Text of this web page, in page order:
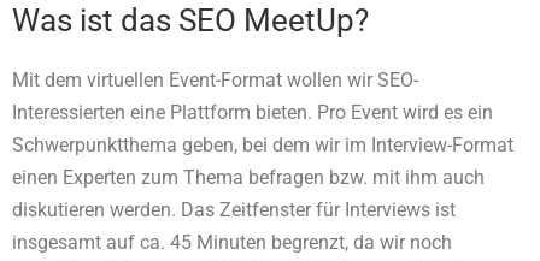
Was ist das SEO MeetUp?
Mit dem virtuellen Event-Format wollen wir SEO-
Interessierten eine Plattform bieten. Pro Event wird es ein
Schwerpunktthema geben, bei dem wir im Interview-Format
einen Experten zum Thema befragen bzw. mit ihm auch
diskutieren werden. Das Zeitfenster für Interviews ist
insgesamt auf ca. 45 Minuten begrenzt, da wir noch